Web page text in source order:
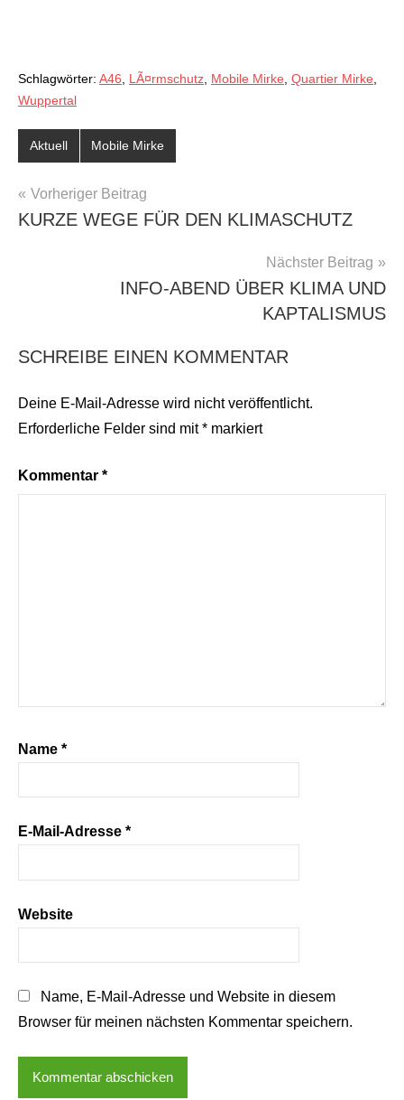
Schlagwörter: A46 LÃ¤rmschutz Mobile Mirke Quartier Mirke
Wuppertal
Aktuell Mobile Mirke
BEITRAGSNAVIGATION
Vorheriger Beitrag
KURZE WEGE FÜR DEN KLIMASCHUTZ
Nächster Beitrag
INFO-ABEND ÜBER KLIMA UND
KAPTALISMUS
SCHREIBE EINEN KOMMENTAR
Deine E-Mail-Adresse wird nicht veröffentlicht.
Erforderliche Felder sind mit* markiert
Kommentar *
Name *
E-Mail-Adresse *
Website
Name, E-Mail-Adresse und Website in diesem
Browser für meinen nächsten Kommentar speichern.